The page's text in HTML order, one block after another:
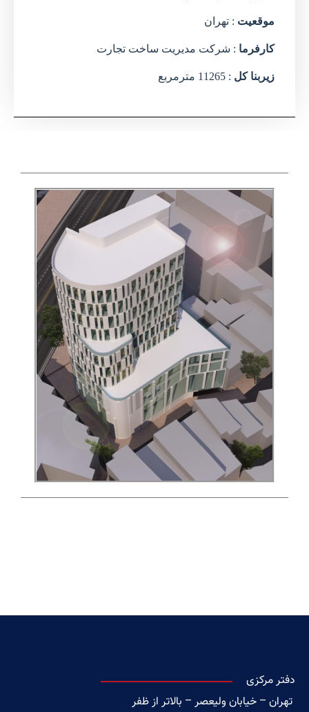
موقعیت : تهران
کارفرما : شرکت مدیریت ساخت تجارت
زیربنا کل : 11265 مترمربع
دفتر مرکزی
تهران – خیابان ولیعصر – بالاتر از ظفر